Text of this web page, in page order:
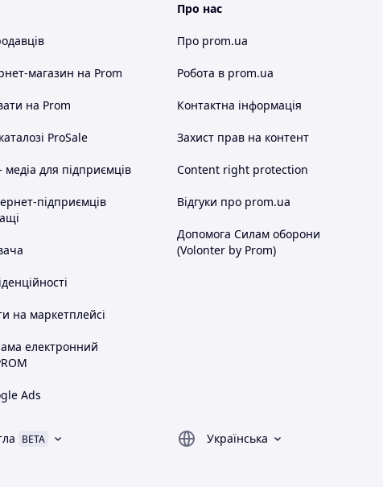
магазин на Prom
на Prom
ProSale
для підприємців
підприємців
на маркетплейсі
електронний
Ads
Про нас
Про prom.ua
Робота в prom.ua
Контактна інформація
Захист прав на контент
Content right protection
Відгуки про prom.ua
Допомога Силам оборони
(Volonter by Prom)
BETA
Українська